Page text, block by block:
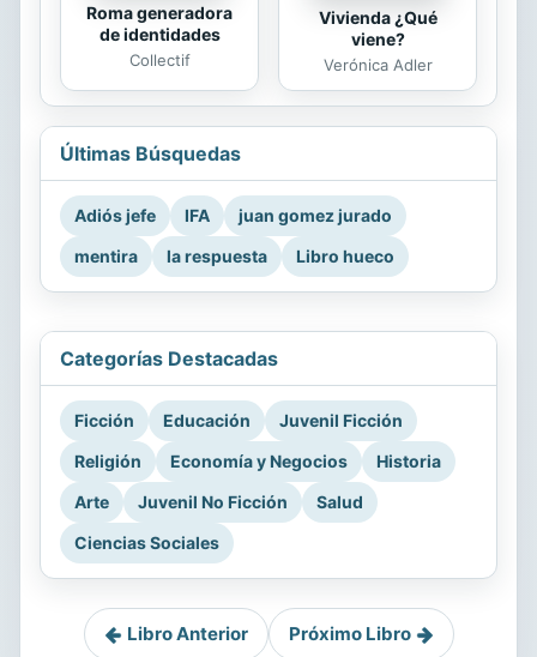
Roma generadora
de identidades
Collectif
Vivienda ¿Qué
viene?
Verónica Adler
Últimas Búsquedas
Adiós jefe IFA
juan gomez jurado
mentira
la respuesta Libro hueco
Categorías Destacadas
Ficción Educación
Juvenil Ficción
Religión
Economía y Negocios
Historia
Arte
Juvenil No Ficción
Salud
Ciencias Sociales
Libro Anterior Próximo Libro